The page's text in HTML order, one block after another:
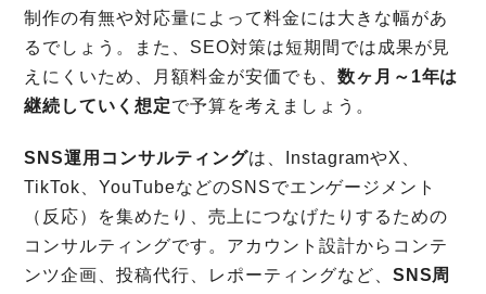
制作の有無や対応量によって料金には大きな幅があ
るでしょう。また、SEO対策は短期間では成果が見
えにくいため、月額料金が安価でも、 数ヶ月～1年は
継続していく想定で予算を考えましょう。
SNS運用コンサルティングは、InstagramやX、
TikTok、YouTubeなどのSNSでエンゲージメント
（反応）を集めたり、売上につなげたりするための
コンサルティングです。アカウント設計からコンテ
ンツ企画、投稿代行、レポーティングなど、 SNS周